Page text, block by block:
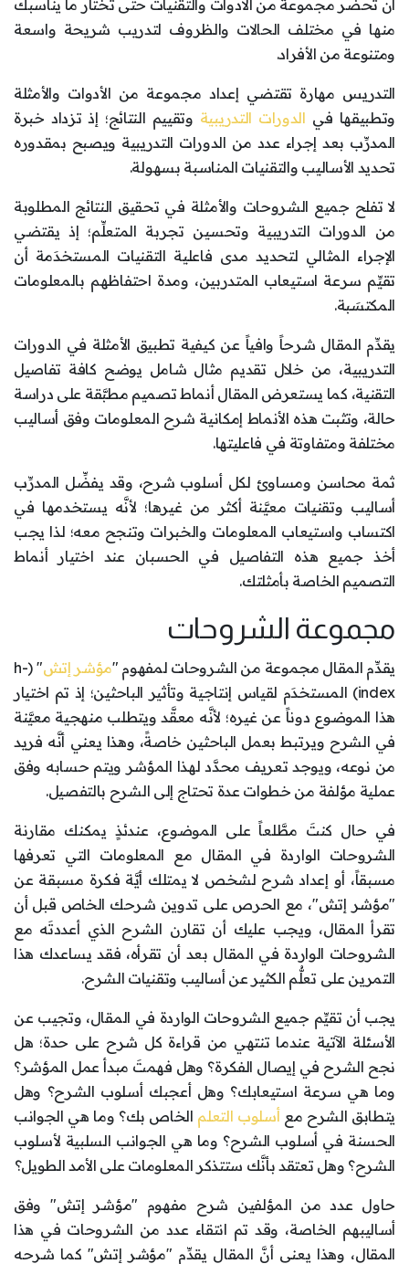
أن تحضِّر مجموعة من الأدوات والتقنيات حتى تختار ما يناسبك
منها في مختلف الحالات والظروف لتدريب شريحة واسعة
ومتنوعة من الأفراد.
التدريس مهارة تقتضي إعداد مجموعة من الأدوات والأمثلة
وتطبيقها في الدورات التدريبية وتقييم النتائج؛ إذ تزداد خبرة
المدرِّب بعد إجراء عدد من الدورات التدريبية ويصبح بمقدوره
تحديد الأساليب والتقنيات المناسبة بسهولة.
لا تفلح جميع الشروحات والأمثلة في تحقيق النتائج المطلوبة
من الدورات التدريبية وتحسين تجربة المتعلِّم؛ إذ يقتضي
الإجراء المثالي لتحديد مدى فاعلية التقنيات المستخدَمة أن
تقيِّم سرعة استيعاب المتدربين، ومدة احتفاظهم بالمعلومات
المكتسَبة.
يقدِّم المقال شرحاً وافياً عن كيفية تطبيق الأمثلة في الدورات
التدريبية، من خلال تقديم مثال شامل يوضح كافة تفاصيل
التقنية، كما يستعرض المقال أنماط تصميم مطبَّقة على دراسة
حالة، وتثبت هذه الأنماط إمكانية شرح المعلومات وفق أساليب
مختلفة ومتفاوتة في فاعليتها.
ثمة محاسن ومساوئ لكل أسلوب شرح، وقد يفضِّل المدرِّب
أساليب وتقنيات معيَّنة أكثر من غيرها؛ لأنَّه يستخدمها في
اكتساب واستيعاب المعلومات والخبرات وتنجح معه؛ لذا يجب
أخذ جميع هذه التفاصيل في الحسبان عند اختيار أنماط
التصميم الخاصة بأمثلتك.
مجموعة الشروحات
يقدِّم المقال مجموعة من الشروحات لمفهوم "مؤشر إتش
" (h-
index) المستخدَم لقياس إنتاجية وتأثير الباحثين؛ إذ تم اختيار
هذا الموضوع دوناً عن غيره؛ لأنَّه معقَّد ويتطلب منهجية معيَّنة
في الشرح ويرتبط بعمل الباحثين خاصةً، وهذا يعني أنَّه فريد
من نوعه، ويوجد تعريف محدَّد لهذا المؤشر ويتم حسابه وفق
عملية مؤلفة من خطوات عدة تحتاج إلى الشرح بالتفصيل.
في حال كنتَ مطَّلعاً على الموضوع، عندئذٍ يمكنك مقارنة
الشروحات الواردة في المقال مع المعلومات التي تعرفها
مسبقاً، أو إعداد شرح لشخص لا يمتلك أيَّة فكرة مسبقة عن
"مؤشر إتش"، مع الحرص على تدوين شرحك الخاص قبل أن
تقرأ المقال، ويجب عليك أن تقارن الشرح الذي أعددتَه مع
الشروحات الواردة في المقال بعد أن تقرأه، فقد يساعدك هذا
التمرين على تعلُّم الكثير عن أساليب وتقنيات الشرح.
يجب أن تقيِّم جميع الشروحات الواردة في المقال، وتجيب عن
الأسئلة الآتية عندما تنتهي من قراءة كل شرح على حدة؛ هل
نجح الشرح في إيصال الفكرة؟ وهل فهمتَ مبدأ عمل المؤشر؟
وما هي سرعة استيعابك؟ وهل أعجبك أسلوب الشرح؟ وهل
يتطابق الشرح مع أسلوب التعلم الخاص بك؟ وما هي الجوانب
الحسنة في أسلوب الشرح؟ وما هي الجوانب السلبية لأسلوب
الشرح؟ وهل تعتقد بأنَّك ستتذكر المعلومات على الأمد الطويل؟
حاول عدد من المؤلفين شرح مفهوم "مؤشر إتش" وفق
أساليبهم الخاصة، وقد تم انتقاء عدد من الشروحات في هذا
المقال، وهذا يعني أنَّ المقال يقدِّم "مؤشر إتش" كما شرحه